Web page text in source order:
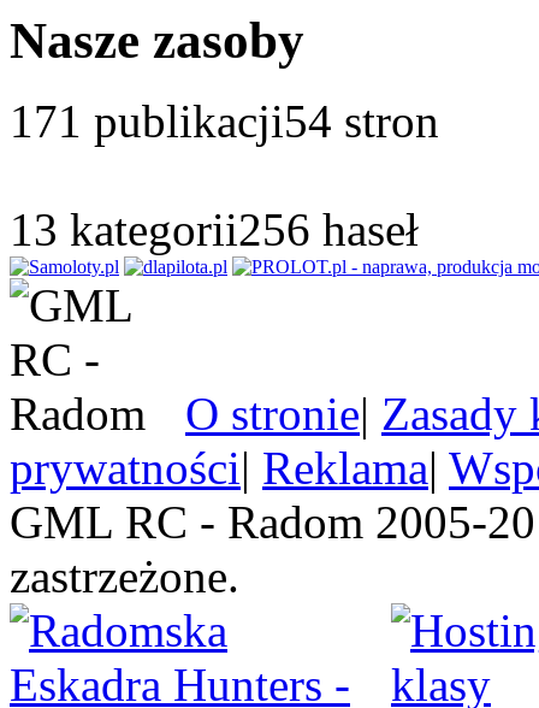
Nasze zasoby
171 publikacji54 stron
13 kategorii256 haseł
O stronie| Zasady
prywatności| Reklama|
GML RC - Radom 2005-
zastrzeżone.